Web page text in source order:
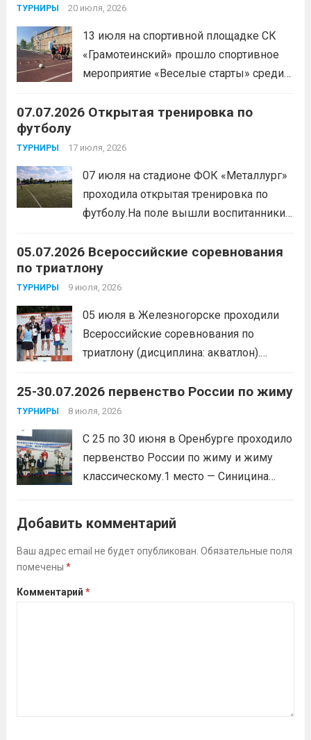
скоростные качества, силовую выносливость и
координацию.
ТУРНИРЫ 20 июля, 2026
13 июля на спортивной площадке СК
«Грамотеинский» прошло спортивное
мероприятие «Веселые старты» среди
шайбой».Несмотря на
мероприятия, главной целью
организаторы ставили сплочение
образа жизни. По итогам прохождения
07.07.2026 Открытая тренировка по
футболу
ТУРНИРЫ 17 июля, 2026
07 июля на стадионе ФОК «Металлург»
проходила открытая тренировка по
футболу.На поле вышли воспитанники
Участники отработали технику владения
мячом и сыграли несколько коротких
товарищеских матчей.
05.07.2026 Всероссийские соревнования
по триатлону
ТУРНИРЫ 9 июля, 2026
05 июля в Железногорске проходили
Всероссийские соревнования по
триатлону (дисциплина: акватлон).
Макарова, Серов Станислав, занял 1
место. Подготовила спортсмена тренер-
Викторовна. Читать дальше
25-30.07.2026 первенство России по жиму
ТУРНИРЫ 8 июля, 2026
С 25 по 30 июня в Оренбурге проходило
первенство России по жиму и жиму
классическому.1 место — Синицина
(тренер Задорина Я.С.)
Добавить комментарий
Ваш адрес email не будет опубликован. Обязательные поля
помечены *
Комментарий *